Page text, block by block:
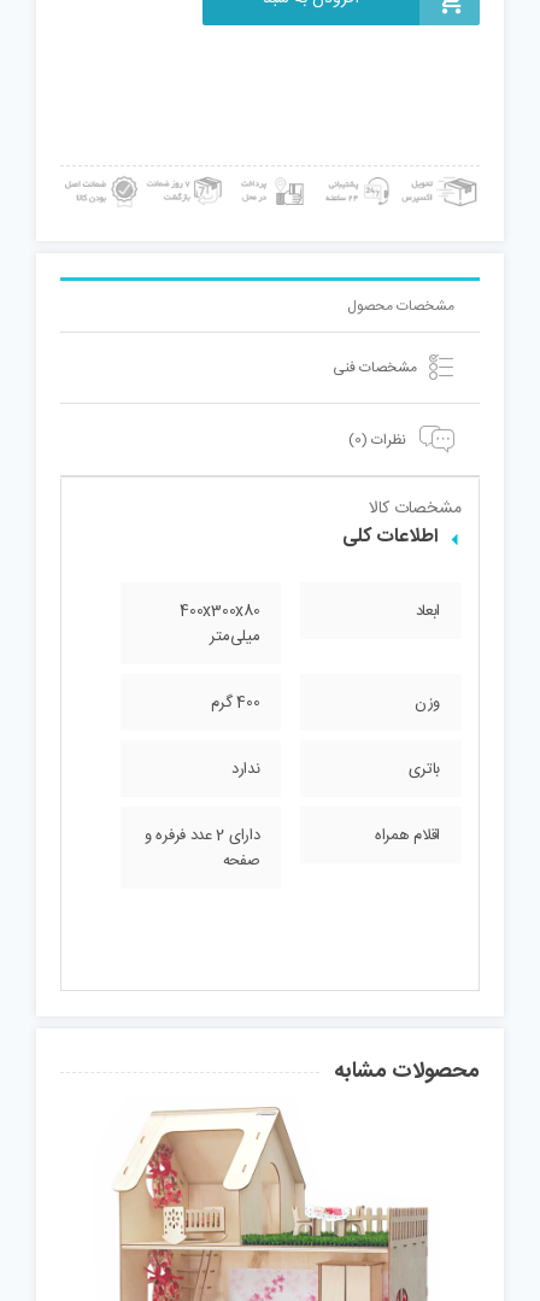
مشخصات محصول
مشخصات فنی
نظرات (0)
مشخصات کالا
اطلاعات کلی
ابعاد
400x300x80
میلی‌متر
وزن 400 گرم
باتری ندارد
اقلام همراه
دارای 2 عدد فرفره و
صفحه
محصولات مشابه